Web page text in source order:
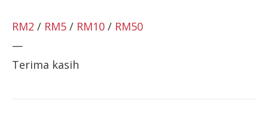
RM2 / RM5 / RM10 / RM50
—
Terima kasih